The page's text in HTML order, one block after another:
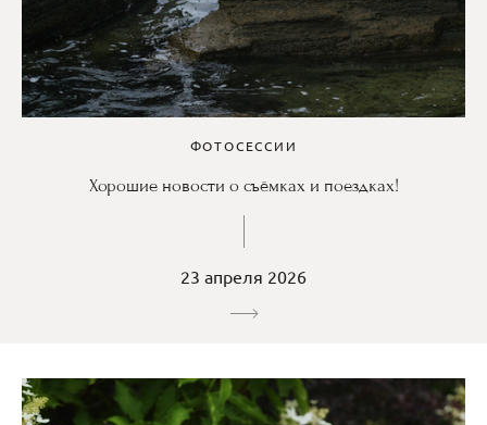
ФОТОСЕССИИ
Хорошие новости о съёмках и поездках!
23 апреля 2026